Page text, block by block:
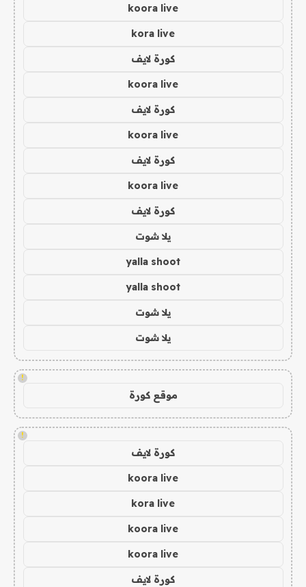
koora live
kora live
كورة لايف
koora live
كورة لايف
koora live
كورة لايف
koora live
كورة لايف
يلا شوت
yalla shoot
yalla shoot
يلا شوت
يلا شوت
!
موقع كورة
!
كورة لايف
koora live
kora live
koora live
koora live
كورة لايف